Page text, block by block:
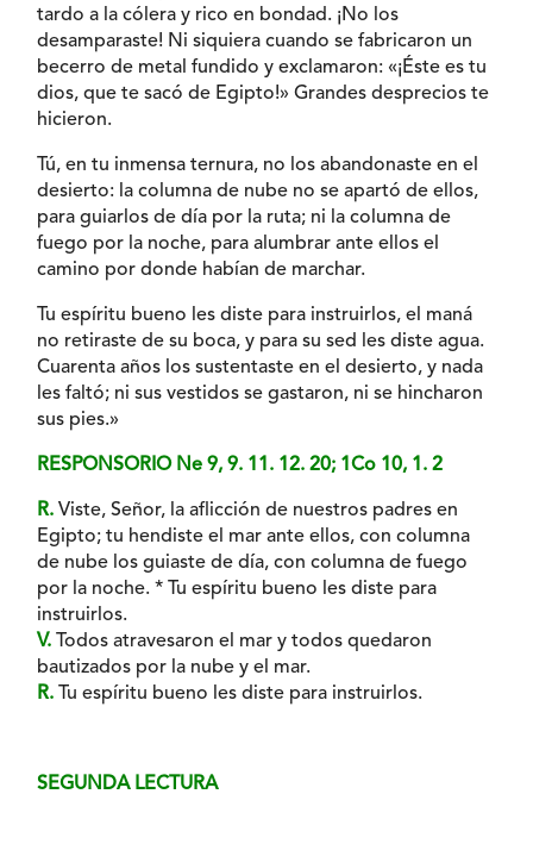
tardo a la cólera y rico en bondad. ¡No los
desamparaste! Ni siquiera cuando se fabricaron un
becerro de metal fundido y exclamaron: «¡Éste es tu
dios, que te sacó de Egipto!» Grandes desprecios te
hicieron.
Tú, en tu inmensa ternura, no los abandonaste en el
desierto: la columna de nube no se apartó de ellos,
para guiarlos de día por la ruta; ni la columna de
fuego por la noche, para alumbrar ante ellos el
camino por donde habían de marchar.
Tu espíritu bueno les diste para instruirlos, el maná
no retiraste de su boca, y para su sed les diste agua.
Cuarenta años los sustentaste en el desierto, y nada
les faltó; ni sus vestidos se gastaron, ni se hincharon
sus pies.»
RESPONSORIO Ne 9, 9. 11. 12. 20; 1Co 10, 1. 2
R. Viste, Señor, la aflicción de nuestros padres en
Egipto; tu hendiste el mar ante ellos, con columna
de nube los guiaste de día, con columna de fuego
por la noche. * Tu espíritu bueno les diste para
instruirlos.
V. Todos atravesaron el mar y todos quedaron
bautizados por la nube y el mar.
R.
Tu espíritu bueno les diste para instruirlos.
SEGUNDA LECTURA